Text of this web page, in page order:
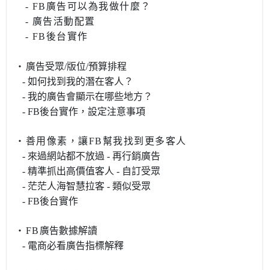
- FB廣告可以為我做什麼？
- 廣告活動配置
- FB後台實作
・ 廣告受眾/版位/預算排程
- 如何找到我的潛在客人？
- 我的廣告會顯示在哪些地方？
- FB後台實作，設定注意事項
・善用像素，讓FB幫我找到更多客人
- 來過網站都不放過 - 再行銷廣告
- 精準抓出高價值客人 - 自訂受眾
- 茫茫人海智慧拉客 - 類似受眾
- FB後台實作
・FB 廣告數據解讀
- 電商必看廣告指標解釋